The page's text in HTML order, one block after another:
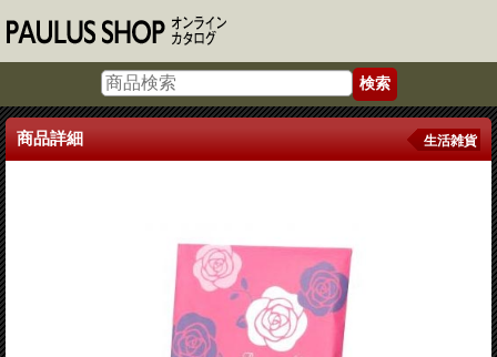
商品詳細 生活雑貨